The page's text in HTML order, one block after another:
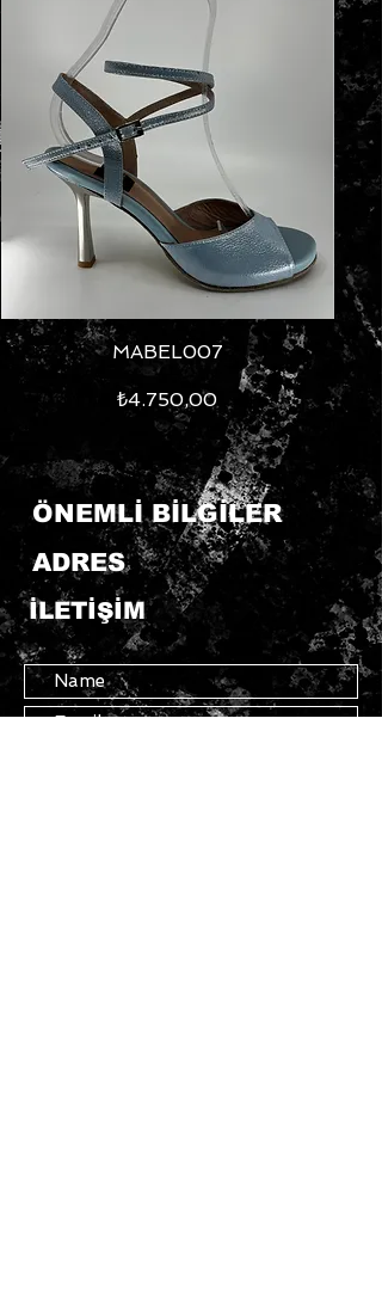
MABEL007
Fiyat
₺4.750,00
ÖNEMLİ BİLGİLER
ADRES
İLETİŞİM